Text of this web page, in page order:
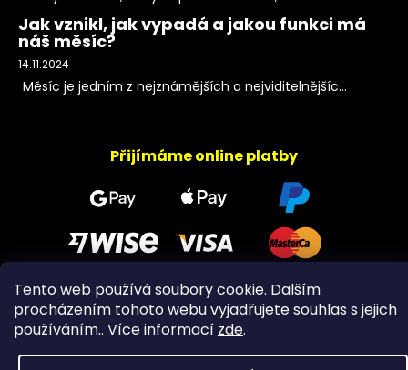
Tento web používá soubory cookie. Dalším
procházením tohoto webu vyjadřujete souhlas s jejich
používáním.. Více informací zde.
Jak vznikl, jak vypadá a jakou funkci má
náš měsíc?
14.11.2024
Měsíc je jedním z nejznámějších a nejviditelnějšíc...
Přijímáme online platby
Copyright 2026PeltramMinerals. Všechna práva
vyhrazena.